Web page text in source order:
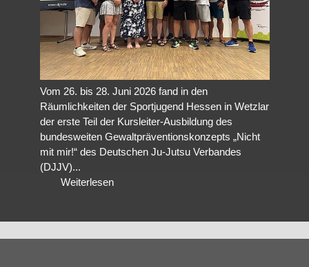
Vom 26. bis 28. Juni 2026 fand in den
Räumlichkeiten der Sportjugend Hessen in Wetzlar
der erste Teil der Kursleiter-Ausbildung des
bundesweiten Gewaltpräventionskonzepts „Nicht
mit mir!“ des Deutschen Ju-Jutsu Verbandes
(DJJV)...
Weiterlesen